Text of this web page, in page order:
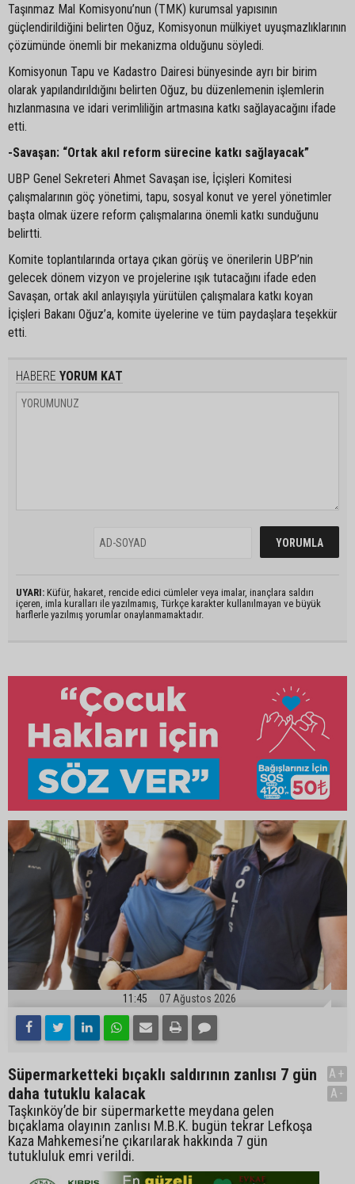
Taşınmaz Mal Komisyonu’nun (TMK) kurumsal yapısının
güçlendirildiğini belirten Oğuz, Komisyonun mülkiyet uyuşmazlıklarının
çözümünde önemli bir mekanizma olduğunu söyledi.
Komisyonun Tapu ve Kadastro Dairesi bünyesinde ayrı bir birim
olarak yapılandırıldığını belirten Oğuz, bu düzenlemenin işlemlerin
hızlanmasına ve idari verimliliğin artmasına katkı sağlayacağını ifade
etti.
-Savaşan: “Ortak akıl reform sürecine katkı sağlayacak”
UBP Genel Sekreteri Ahmet Savaşan ise, İçişleri Komitesi
çalışmalarının göç yönetimi, tapu, sosyal konut ve yerel yönetimler
başta olmak üzere reform çalışmalarına önemli katkı sunduğunu
belirtti.
Komite toplantılarında ortaya çıkan görüş ve önerilerin UBP’nin
gelecek dönem vizyon ve projelerine ışık tutacağını ifade eden
Savaşan, ortak akıl anlayışıyla yürütülen çalışmalara katkı koyan
İçişleri Bakanı Oğuz’a, komite üyelerine ve tüm paydaşlara teşekkür
etti.
HABERE YORUM KAT
UYARI: Küfür, hakaret, rencide edici cümleler veya imalar, inançlara saldırı
içeren, imla kuralları ile yazılmamış, Türkçe karakter kullanılmayan ve büyük
harflerle yazılmış yorumlar onaylanmamaktadır.
11:45 07 Ağustos 2026
Süpermarketteki bıçaklı saldırının zanlısı 7 gün
daha tutuklu kalacak
Taşkınköy’de bir süpermarkette meydana gelen
bıçaklama olayının zanlısı M.B.K. bugün tekrar Lefkoşa
Kaza Mahkemesi’ne çıkarılarak hakkında 7 gün
tutukluluk emri verildi.
A+
A-